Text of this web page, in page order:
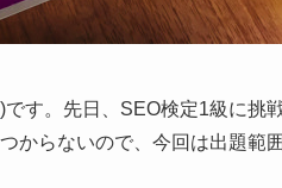
)です。先日、SEO検定1級に挑
からないので、今回は出題範